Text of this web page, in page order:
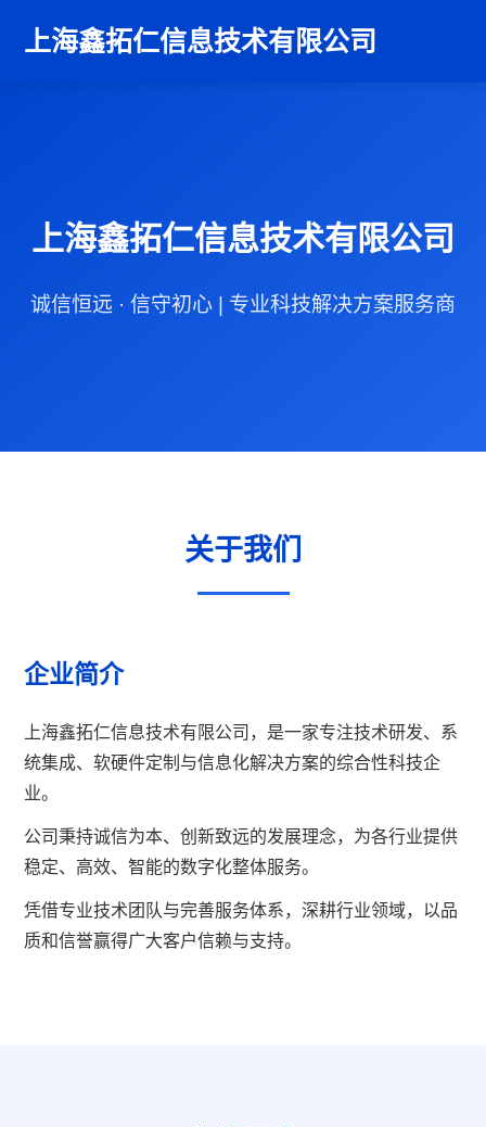
上海鑫拓仁信息技术有限公司
上海鑫拓仁信息技术有限公司
诚信恒远 · 信守初心 | 专业科技解决方案服务商
关于我们
企业简介
上海鑫拓仁信息技术有限公司，是一家专注技术研发、系
统集成、软硬件定制与信息化解决方案的综合性科技企
业。
公司秉持诚信为本、创新致远的发展理念，为各行业提供
稳定、高效、智能的数字化整体服务。
凭借专业技术团队与完善服务体系，深耕行业领域，以品
质和信誉赢得广大客户信赖与支持。